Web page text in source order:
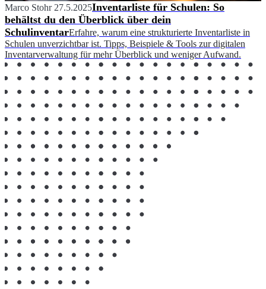
Marco Stohr 27.5.2025Inventarliste für Schulen: So
behältst du den Überblick über dein
SchulinventarErfahre, warum eine strukturierte Inventarliste in
Schulen unverzichtbar ist. Tipps, Beispiele & Tools zur digitalen
Inventarverwaltung für mehr Überblick und weniger Aufwand.